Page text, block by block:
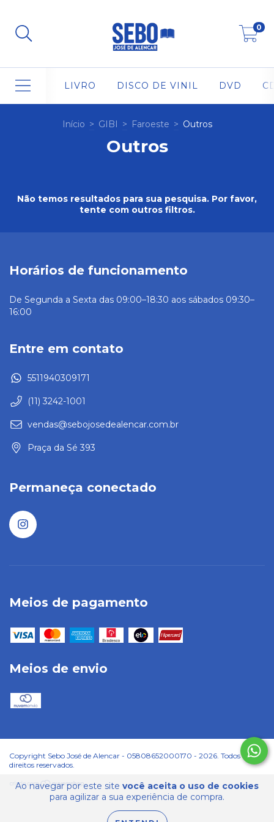
0
LIVRO DISCO DE VINIL DVD
Ao navegar por este site você aceita o uso de cookies
para agilizar a sua experiência de compra.
Início > GIBI > Faroeste > Outros
Outros
Não temos resultados para sua pesquisa. Por favor,
tente com outros filtros.
Horários de funcionamento
De Segunda a Sexta das 09:00–18:30 aos sábados 09:30–
16:00
Entre em contato
5511940309171
(11) 3242-1001
vendas@sebojosedealencar.com.br
Praça da Sé 393
Permaneça conectado
Meios de pagamento
Meios de envio
Copyright Sebo José de Alencar - 05808652000170 - 2026. Todos os
direitos reservados.